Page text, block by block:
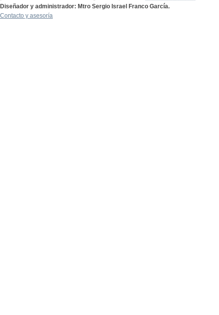
Diseñador y administrador: Mtro Sergio Israel Franco García.
Contacto y asesoría